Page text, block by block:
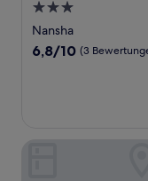
3.0-
Sterne-
Unterkunft
Nansha
6.8
6,8/10 (3